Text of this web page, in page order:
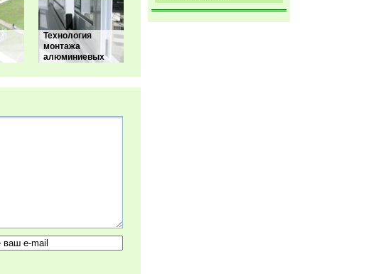
Технология
монтажа
алюминиевых